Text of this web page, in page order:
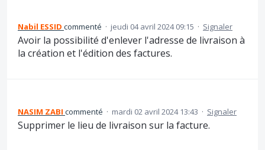
Nabil ESSID commenté · jeudi 04 avril 2024 09:15 · Signaler
Avoir la possibilité d'enlever l'adresse de livraison à
la création et l'édition des factures.
NASIM ZABI commenté · mardi 02 avril 2024 13:43 · Signaler
Supprimer le lieu de livraison sur la facture.